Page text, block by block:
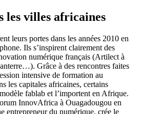
les villes africaines
leurs portes dans les années 2010 en
Ils s’inspirent clairement des
numérique français (Artilect à
Grâce à des rencontres faites
intensive de formation au
les capitales africaines, certains
fablab et l’importent en Afrique.
InnovAfrica à Ouagadougou en
entrepreneur du numérique, crée le